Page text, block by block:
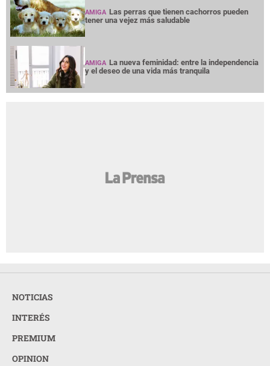
AMIGA Las perras que tienen cachorros pueden
tener una vejez más saludable
AMIGA La nueva feminidad: entre la independencia
y el deseo de una vida más tranquila
NOTICIAS
INTERÉS
PREMIUM
OPINION